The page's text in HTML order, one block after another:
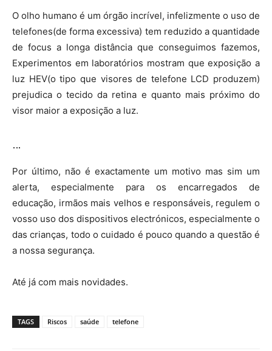
O olho humano é um órgão incrível, infelizmente o uso de
telefones(de forma excessiva) tem reduzido a quantidade
de focus a longa distância que conseguimos fazemos,
Experimentos em laboratórios mostram que exposição a
luz HEV(o tipo que visores de telefone LCD produzem)
prejudica o tecido da retina e quanto mais próximo do
visor maior a exposição a luz.
…
Por último, não é exactamente um motivo mas sim um
alerta, especialmente para os encarregados de
educação, irmãos mais velhos e responsáveis, regulem o
vosso uso dos dispositivos electrónicos, especialmente o
das crianças, todo o cuidado é pouco quando a questão é
a nossa segurança.
Até já com mais novidades.
TAGS Riscos saúde telefone